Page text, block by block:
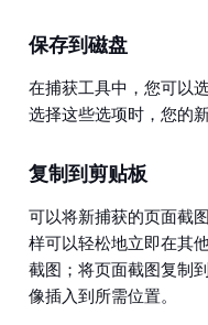
保存到磁盘
在捕获工具中，您可以
选择这些选项时，您的
复制到剪贴板
可以将新捕获的页面截
样可以轻松地立即在其
截图；将页面截图复制
像插入到所需位置。